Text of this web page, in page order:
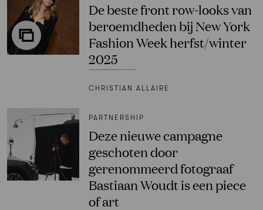
De beste front row-looks van
beroemdheden bij New York
Fashion Week herfst/winter
2025
CHRISTIAN ALLAIRE
PARTNERSHIP
Deze nieuwe campagne
geschoten door
gerenommeerd fotograaf
Bastiaan Woudt is een piece
of art